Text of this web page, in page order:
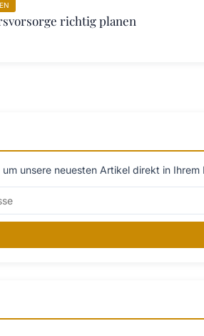
richtig planen
um unsere neuesten Artikel direkt in